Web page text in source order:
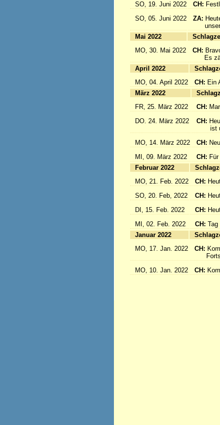
SO, 19. Juni 2022
CH:
SO, 05. Juni 2022
ZA:
Mai 2022
MO, 30. Mai 2022
CH:
Es
April 2022
MO, 04. April 2022
CH: Ein
März 2022
FR, 25. März 2022
CH:
DO. 24. März 2022
CH:
ist
MO, 14. März 2022
CH:
MI, 09. März 2022
CH:
Februar 2022
MO, 21. Feb. 2022
CH:
SO, 20. Feb, 2022
CH:
DI, 15. Feb. 2022
CH:
MI, 02. Feb. 2022
CH: Tag
Januar 2022
MO, 17. Jan. 2022
CH:
MO, 10. Jan. 2022
CH: